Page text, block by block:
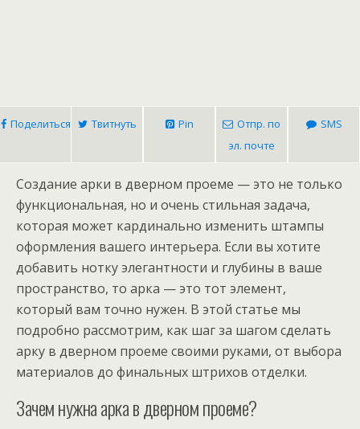
Поделиться Твитнуть Pin
Отпр. по
эл. почте
SMS
Создание арки в дверном проеме — это не только
функциональная, но и очень стильная задача,
которая может кардинально изменить штампы
оформления вашего интерьера. Если вы хотите
добавить нотку элегантности и глубины в ваше
пространство, то арка — это тот элемент,
который вам точно нужен. В этой статье мы
подробно рассмотрим, как шаг за шагом сделать
арку в дверном проеме своими руками, от выбора
материалов до финальных штрихов отделки.
Зачем нужна арка в дверном проеме?